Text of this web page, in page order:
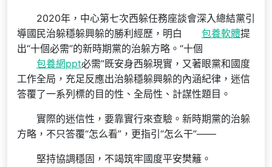
2020年，中心第七次西躲任務座談會深入總結黨引
導國民治躲穩躲興躲的勝利經歷，明白
包養軟體提
出“十個必需”的新時期黨的治躲方略。“十個
包養網ppt必需”既安身西躲現實，又著眼黨和國度
工作全局，充足反應出治躲穩躲興躲的內涵紀律，迷信
答覆了一系列標的目的性、全局性、計謀性題目。
實際的迷信性，要靠實行來查驗。新時期黨的治躲
方略，不只答覆“怎么看”，更指引“怎么干”——
堅持協調穩固，不竭筑牢國度平安樊籬。